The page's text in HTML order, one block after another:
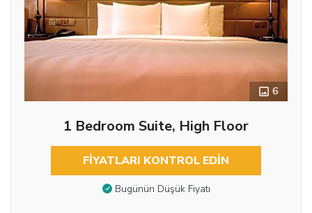
6
1 Bedroom Suite, High Floor
FIYATLARI KONTROL EDIN
Bugünün Düşük Fiyatı